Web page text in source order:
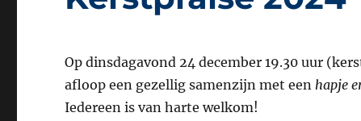
Op dinsdagavond 24 december 19.30 uur
afloop een gezellig samenzijn met eenhapje
Iedereen is van harte welkom!